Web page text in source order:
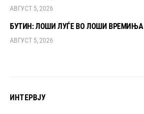
АВГУСТ 5, 2026
БУТИН: ЛОШИ ЛУЃЕ ВО ЛОШИ ВРЕМИЊА
АВГУСТ 5, 2026
ИНТЕРВЈУ